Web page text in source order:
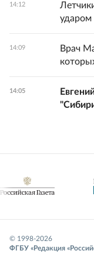
14:12
14:09
Врач
14:05
© 1998-2026
ФГБУ «Редакция